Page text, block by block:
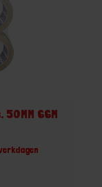
66M